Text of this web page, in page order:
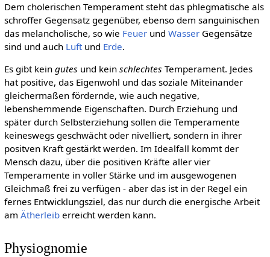
Dem cholerischen Temperament steht das phlegmatische als
schroffer Gegensatz gegenüber, ebenso dem sanguinischen
das melancholische, so wie Feuerund WasserGegensätze
sind und auch Luftund Erde.
Es gibt kein gutes und kein schlechtes Temperament. Jedes
hat positive, das Eigenwohl und das soziale Miteinander
gleichermaßen fördernde, wie auch negative,
lebenshemmende Eigenschaften. Durch Erziehung und
später durch Selbsterziehung sollen die Temperamente
keineswegs geschwächt oder nivelliert, sondern in ihrer
positven Kraft gestärkt werden. Im Idealfall kommt der
Mensch dazu, über die positiven Kräfte aller vier
Temperamente in voller Stärke und im ausgewogenen
Gleichmaß frei zu verfügen - aber das ist in der Regel ein
fernes Entwicklungsziel, das nur durch die energische Arbeit
am Ätherleiberreicht werden kann.
Physiognomie